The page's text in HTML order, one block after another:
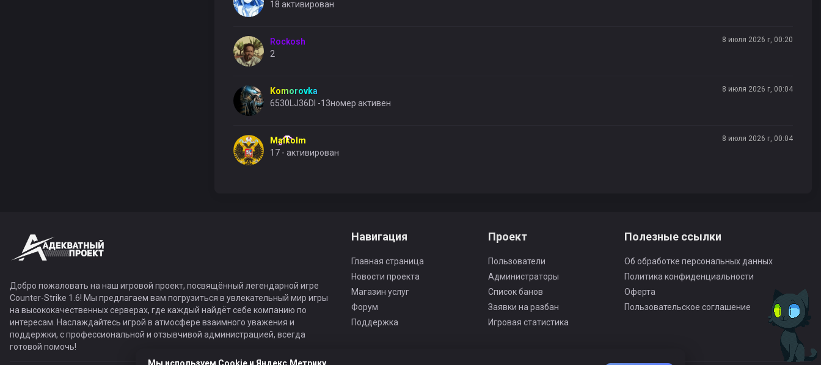
18 активирован
Rockosh 8 июля 2026 г, 00:20
2
Komorovka 8 июля 2026 г, 00:04
6530LJ36DI -13номер активен
Malkolm 8 июля 2026 г, 00:04
17 - активирован
Добро пожаловать на наш игровой проект, посвящённый легендарной игре
Counter-Strike 1.6! Мы предлагаем вам погрузиться в увлекательный мир игры
на высококачественных серверах, где каждый найдёт себе компанию по
интересам. Наслаждайтесь игрой в атмосфере взаимного уважения и
поддержки, с профессиональной и отзывчивой администрацией, всегда
готовой помочь!
Навигация
Главная страница
Новости проекта
Магазин услуг
Форум
Поддержка
Проект
Пользователи
Администраторы
Список банов
Заявки на разбан
Игровая статистика
Полезные ссылки
Об обработке персональных данных
Политика конфиденциальности
Оферта
Пользовательское соглашение